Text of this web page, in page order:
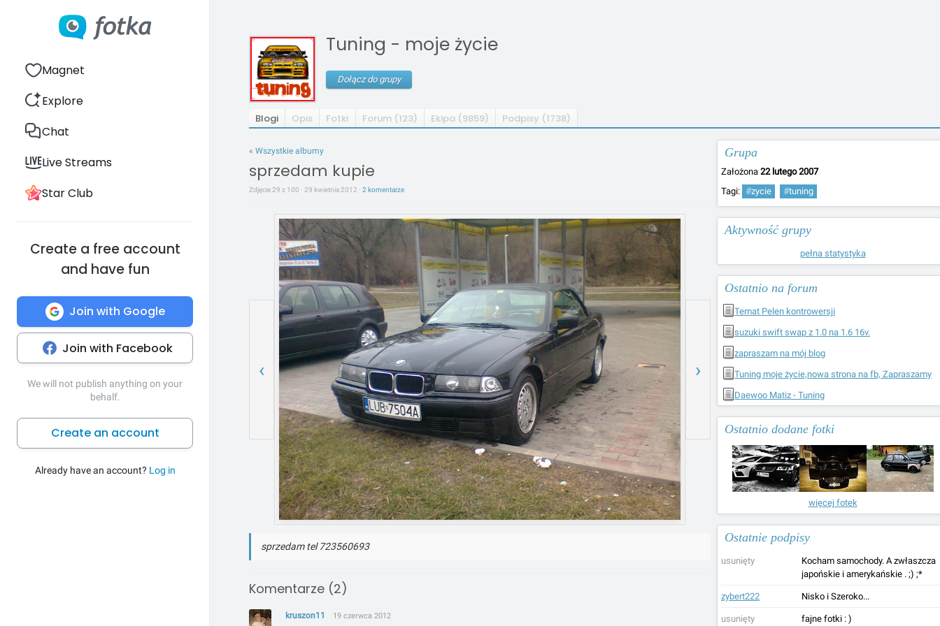
Magnet
Explore
Chat
Live Streams
Star Club
Create a free account
and have fun
Join with Google
Join with Facebook
We will not publish anything on your
behalf.
Create an account
Already have an account? Log in
Tuning - moje życie
Dołącz do grupy
Blogi Opis Fotki Forum (123) Ekipa (9859) Podpisy (1738)
Grupa
Założona 22 lutego 2007
Tagi: #zycie #tuning
Aktywność grupy
pełna statystyka
Ostatnio na forum
Temat Pelen kontrowersji
suzuki swift swap z 1.0 na 1.6 16v.
zapraszam na mój blog
Tuning moje życie,nowa strona na fb, Zapraszamy
Daewoo Matiz - Tuning
Ostatnio dodane fotki
więcej fotek
Ostatnie podpisy
usunięty
Kocham samochody. A zwłaszcza
japońskie i amerykańskie . ;) ;*
zybert222 Nisko i Szeroko...
usunięty fajne fotki : )
« Wszystkie albumy
sprzedam kupie
Zdjęcie 29 z 100 · 29 kwietnia 2012 · 2 komentarze
‹ ›
sprzedam tel 723560693
Komentarze (2)
kruszon11 19 czerwca 2012